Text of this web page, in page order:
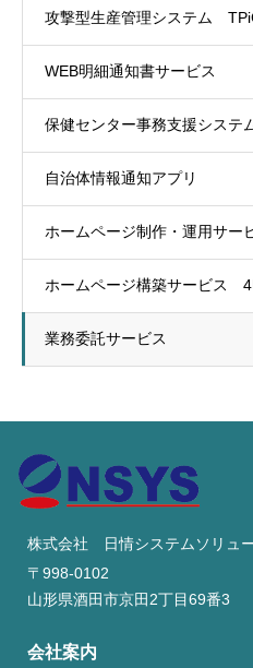
攻撃型生産管理システム
WEB明細通知書サービス
保健センター事務支援システ
自治体情報通知アプリ
ホームページ制作・運用サー
ホームページ構築サービス
業務委託サービス
株式会社 日情システムソリュ
〒998-0102
山形県酒田市京田2丁目69番3
会社案内